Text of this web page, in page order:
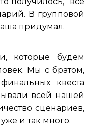
В групповой
придумал.
которые будем
Мы с братом,
квеста
всей нашей
сценариев,
и так много.